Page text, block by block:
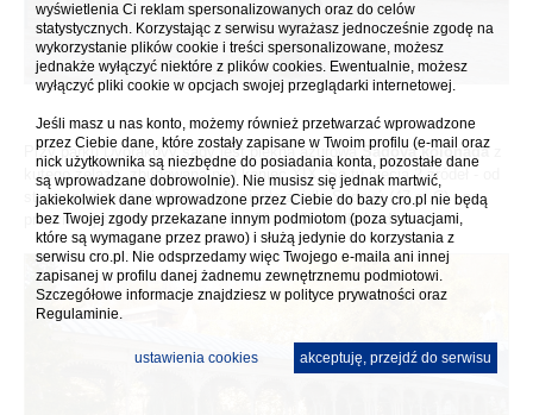
Przy parku Dvořákovy sady jest piękna ażurowaSadová kolonáda
kutego żelaza, zbudowana pod koniec XIX. Są tu ujęcia 2 źródeł - od
strony nadrzecznej promenady ciepłe źródło Sadový (47 st.C) , po
przeciwnej stronie "zimne" (tylko 30 st. C) źródło Hadí.
wyświetlenia Ci reklam spersonalizowanych oraz do celów
statystycznych. Korzystając z serwisu wyrażasz jednocześnie zgodę na
wykorzystanie plików cookie i treści spersonalizowane, możesz
jednakże wyłączyć niektóre z plików cookies. Ewentualnie, możesz
wyłączyć pliki cookie w opcjach swojej przeglądarki internetowej.
Jeśli masz u nas konto, możemy również przetwarzać wprowadzone
przez Ciebie dane, które zostały zapisane w Twoim profilu (e-mail oraz
nick użytkownika są niezbędne do posiadania konta, pozostałe dane
są wprowadzane dobrowolnie). Nie musisz się jednak martwić,
jakiekolwiek dane wprowadzone przez Ciebie do bazy cro.pl nie będą
bez Twojej zgody przekazane innym podmiotom (poza sytuacjami,
które są wymagane przez prawo) i służą jedynie do korzystania z
serwisu cro.pl. Nie odsprzedamy więc Twojego e-maila ani innej
zapisanej w profilu danej żadnemu zewnętrznemu podmiotowi.
Szczegółowe informacje znajdziesz w polityce prywatności oraz
Regulaminie.
akceptuję, przejdź do serwisu
ustawienia cookies